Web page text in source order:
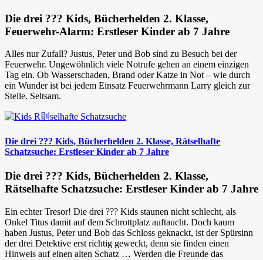
Die drei ??? Kids, Bücherhelden 2. Klasse,
Feuerwehr-Alarm: Erstleser Kinder ab 7 Jahre
Alles nur Zufall? Justus, Peter und Bob sind zu Besuch bei der
Feuerwehr. Ungewöhnlich viele Notrufe gehen an einem einzigen
Tag ein. Ob Wasserschaden, Brand oder Katze in Not – wie durch
ein Wunder ist bei jedem Einsatz Feuerwehrmann Larry gleich zur
Stelle. Seltsam.
Die drei ??? Kids, Bücherhelden 2. Klasse, Rätselhafte
Schatzsuche: Erstleser Kinder ab 7 Jahre
Die drei ??? Kids, Bücherhelden 2. Klasse,
Rätselhafte Schatzsuche: Erstleser Kinder ab 7 Jahre
Ein echter Tresor! Die drei ??? Kids staunen nicht schlecht, als
Onkel Titus damit auf dem Schrottplatz auftaucht. Doch kaum
haben Justus, Peter und Bob das Schloss geknackt, ist der Spürsinn
der drei Detektive erst richtig geweckt, denn sie finden einen
Hinweis auf einen alten Schatz … Werden die Freunde das